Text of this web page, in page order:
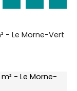
- Le Morne-Vert